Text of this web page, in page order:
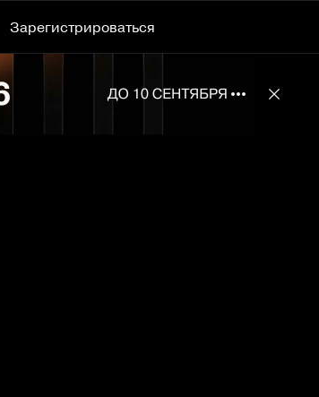
Зарегистрироваться